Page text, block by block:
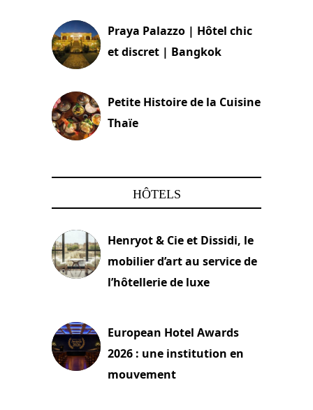
Praya Palazzo | Hôtel chic
et discret | Bangkok
Petite Histoire de la Cuisine
Thaïe
HÔTELS
Henryot & Cie et Dissidi, le
mobilier d’art au service de
l’hôtellerie de luxe
European Hotel Awards
2026 : une institution en
mouvement